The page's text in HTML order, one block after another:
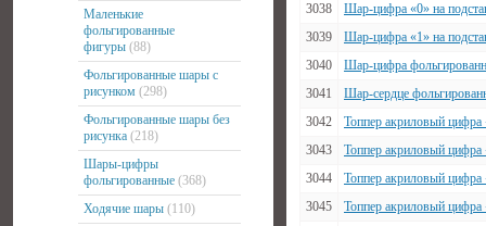
Маленькие
фольгированные
фигуры (88)
Фольгированные шары с
рисунком (298)
Фольгированные шары без
рисунка (218)
Шары-цифры
фольгированные (368)
Ходячие шары (110)
3038
Шар-цифра «0» на
3039
Шар-цифра «1» на
3040
Шар-цифра
3041
Шар-сердце
3042
Топпер акриловый цифра
3043
Топпер акриловый цифра
3044
Топпер акриловый цифра
3045
Топпер акриловый цифра